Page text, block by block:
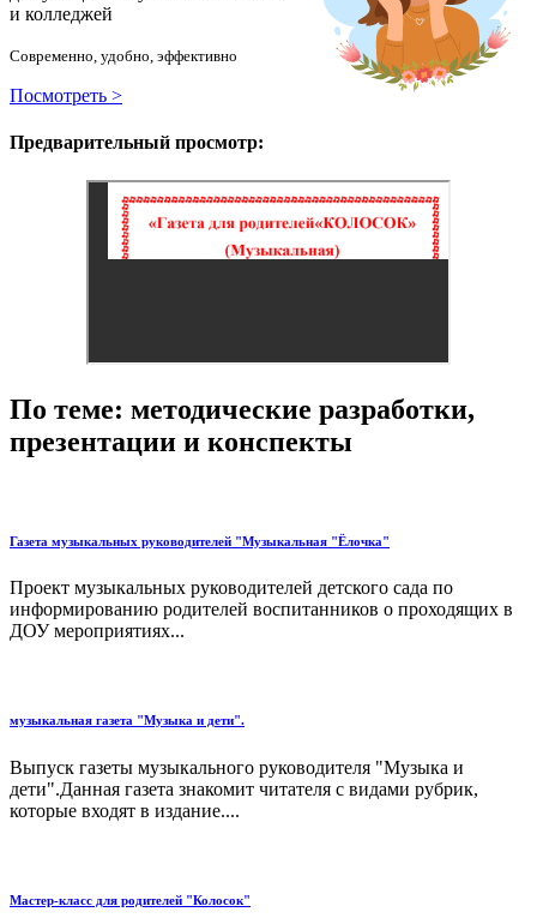
и колледжей
Современно, удобно, эффективно
Посмотреть >
Предварительный просмотр:
По теме: методические разработки,
презентации и конспекты
Газета музыкальных руководителей "Музыкальная "Ёлочка"
Проект музыкальных руководителей детского сада по
информированию родителей воспитанников о проходящих в
ДОУ мероприятиях...
музыкальная газета "Музыка и дети".
Выпуск газеты музыкального руководителя "Музыка и
дети".Данная газета знакомит читателя с видами рубрик,
которые входят в издание....
Мастер-класс для родителей "Колосок"